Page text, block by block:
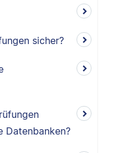
sicher?
Datenbanken?